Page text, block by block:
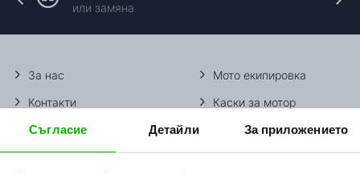
Съгласие Детайли За приложението
или замяна
За нас
Контакти
Методи доставка
Начини плащане
Мото екипировка
Каски за мотор
Ботуши за мотор
Гуми за мотор